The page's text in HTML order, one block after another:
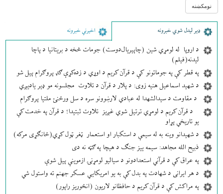
ډير لیدل شوي خبرونه اخیرني خبرونه
د اروپا له لومړي شین (چاپېریال‌دوست) جومات څخه د بریتانیا د پاچا
لیدنه(فیلم)
په قطر کې په جوماتونو کې د قرآن کریم د اوړي د زده‌کړې ګډ پروګرام پیل شو
د شهید اسماعیل هنیه زوی: د پلار د قرآن د تلاوت مجلسونه مو ډېر یادیږي
د مقاومت د سیدالشهدا له عبادي لارښوونو سره د سل ورځنئ ملتیا پروګرام
د قرآن کریم د لومړي ترتیل شوي غږیز تلاوت ثبتیدا؛ د قرآن په خدمت کې
یو تاریخي پړاو
د شهیدانو وینه به له سیمې د استکبار او استعمار ټغر ټول کړي(ځانګړی مرکه)
ذبیح الله مجاهد: سیمه ییز جنګ د هیچا په ګټه نه دی
په عراق کې د قرآني استعدادونو د سیالیو لومړنۍ ازموینې پیل شوې
د هر ایرانی د شهادت په بدل کې به یو امریکایي عسکر جهنم ته واستول شي
په مراکش کې د قرآن کریم د حافظانو لاریون (انځوریز راپور)